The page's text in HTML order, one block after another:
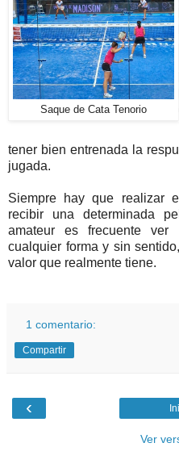
Saque de Cata Tenorio
tener bien entrenada la
jugada.
Siempre hay que realizar
recibir una determinada
amateur es frecuente
cualquier forma y sin
valor que realmente tiene.
1 comentario:
Compartir
‹
Ver